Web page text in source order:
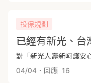
健康保險附約 (CIR4) /
(HNRB) / 計劃二 台灣
台灣人壽年年平安傷害
7萬台灣人壽新傷害醫
人壽新骨折及關節整復
投保規劃
對「新光人壽新呵護安
04/04 ．回應 16